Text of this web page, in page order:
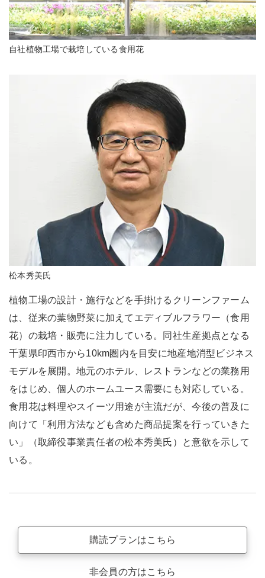
自社植物工場で栽培している食用花
松本秀美氏
植物工場の設計・施行などを手掛けるクリーンファーム
は、従来の葉物野菜に加えてエディブルフラワー（食用
花）の栽培・販売に注力している。同社生産拠点となる
千葉県印西市から10km圏内を目安に地産地消型ビジネス
モデルを展開。地元のホテル、レストランなどの業務用
をはじめ、個人のホームユース需要にも対応している。
食用花は料理やスイーツ用途が主流だが、今後の普及に
向けて「利用方法なども含めた商品提案を行っていきた
い」（取締役事業責任者の松本秀美氏）と意欲を示して
いる。
購読プランはこちら
非会員の方はこちら